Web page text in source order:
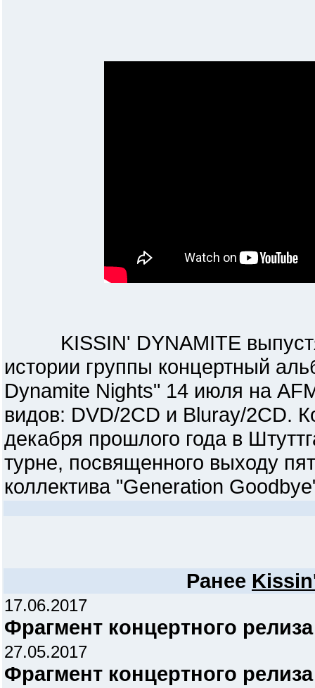
KISSIN' DYNAMITE
истории группы концертный
Dynamite Nights" 14 июля на
видов: DVD/2CD и Bluray/2CD.
декабря прошлого года в
турне, посвященного выходу
коллектива "Generation
Ранее
17.06.2017
Фрагмент концертного
27.05.2017
Фрагмент концертного